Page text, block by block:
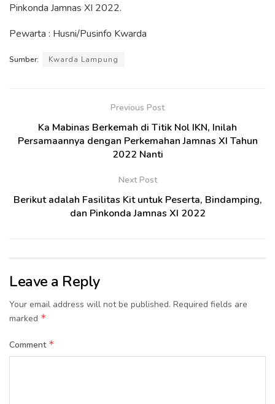
Pinkonda Jamnas XI 2022.
Pewarta : Husni/Pusinfo Kwarda
Sumber: Kwarda Lampung
Previous Post
Ka Mabinas Berkemah di Titik Nol IKN, Inilah
Persamaannya dengan Perkemahan Jamnas XI Tahun
2022 Nanti
Next Post
Berikut adalah Fasilitas Kit untuk Peserta, Bindamping,
dan Pinkonda Jamnas XI 2022
Leave a Reply
Your email address will not be published. Required fields are
marked *
Comment *